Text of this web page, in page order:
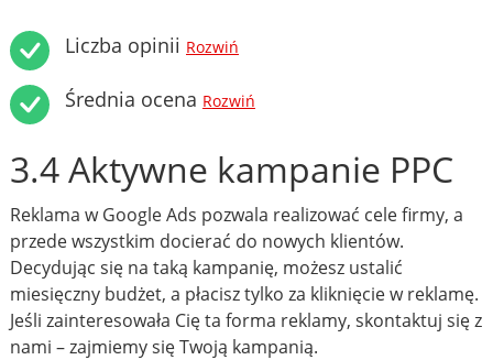
Liczba opinii Rozwiń
Średnia ocena Rozwiń
3.4 Aktywne kampanie PPC
Reklama w Google Ads pozwala realizować cele firmy, a
przede wszystkim docierać do nowych klientów.
Decydując się na taką kampanię, możesz ustalić
miesięczny budżet, a płacisz tylko za kliknięcie w reklamę.
Jeśli zainteresowała Cię ta forma reklamy, skontaktuj się z
nami – zajmiemy się Twoją kampanią.